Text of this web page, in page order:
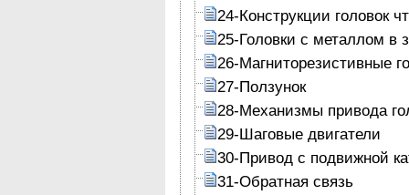
24-Конструкции головок
25-Головки с металлом в
26-Магниторезистивные
27-Ползунок
28-Механизмы привода
29-Шаговые двигатели
30-Привод с подвижной
31-Обратная связь